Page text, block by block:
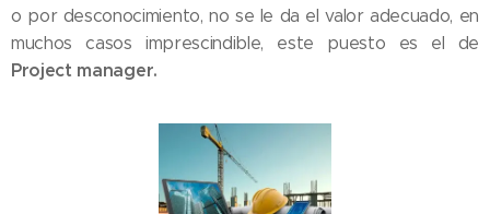
o por desconocimiento, no se le da el valor adecuado, en
muchos casos imprescindible, este puesto es el de
Project manager.